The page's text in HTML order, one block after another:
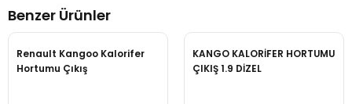
Benzer Ürünler
Renault Kangoo Kalorifer
Hortumu Çıkış
KANGO KALORİFER HORTUMU
ÇIKIŞ 1.9 DİZEL